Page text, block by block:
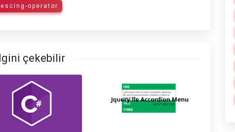
operator
çekebilir